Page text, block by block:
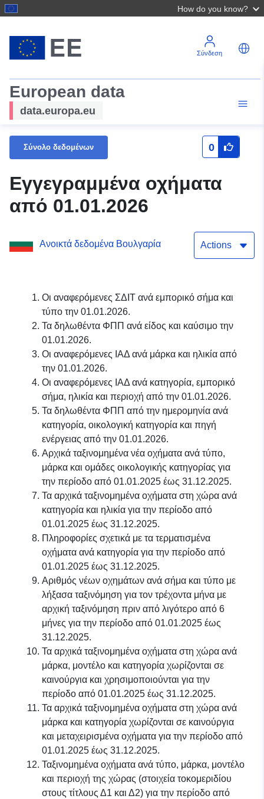
How do you know?
Σύνδεση
European data
data.europa.eu
Σύνολο δεδομένων 0
Εγγεγραμμένα οχήματα
από 01.01.2026
Ανοικτά δεδομένα Βουλγαρία Actions
Οι αναφερόμενες ΣΔΙΤ ανά εμπορικό σήμα και
τύπο την 01.01.2026.
Τα δηλωθέντα ΦΠΠ ανά είδος και καύσιμο την
01.01.2026.
Οι αναφερόμενες ΙΑΔ ανά μάρκα και ηλικία από
την 01.01.2026.
Οι αναφερόμενες ΙΑΔ ανά κατηγορία, εμπορικό
σήμα, ηλικία και περιοχή από την 01.01.2026.
Τα δηλωθέντα ΦΠΠ από την ημερομηνία ανά
κατηγορία, οικολογική κατηγορία και πηγή
ενέργειας από την 01.01.2026.
Αρχικά ταξινομημένα νέα οχήματα ανά τύπο,
μάρκα και ομάδες οικολογικής κατηγορίας για
την περίοδο από 01.01.2025 έως 31.12.2025.
Τα αρχικά ταξινομημένα οχήματα στη χώρα ανά
κατηγορία και ηλικία για την περίοδο από
01.01.2025 έως 31.12.2025.
Πληροφορίες σχετικά με τα τερματισμένα
οχήματα ανά κατηγορία για την περίοδο από
01.01.2025 έως 31.12.2025.
Αριθμός νέων οχημάτων ανά σήμα και τύπο με
λήξασα ταξινόμηση για τον τρέχοντα μήνα με
αρχική ταξινόμηση πριν από λιγότερο από 6
μήνες για την περίοδο από 01.01.2025 έως
31.12.2025.
Τα αρχικά ταξινομημένα οχήματα στη χώρα ανά
μάρκα, μοντέλο και κατηγορία χωρίζονται σε
καινούργια και χρησιμοποιούνται για την
περίοδο από 01.01.2025 έως 31.12.2025.
Τα αρχικά ταξινομημένα οχήματα στη χώρα ανά
μάρκα και κατηγορία χωρίζονται σε καινούργια
και μεταχειρισμένα οχήματα για την περίοδο από
01.01.2025 έως 31.12.2025.
Ταξινομημένα οχήματα ανά τύπο, μάρκα, μοντέλο
και περιοχή της χώρας (στοιχεία τοκομεριδίου
στους τίτλους Δ1 και Δ2) για την περίοδο από